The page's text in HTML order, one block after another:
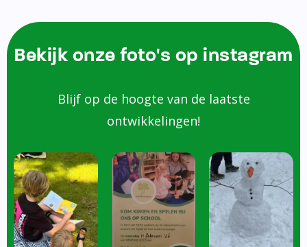
Bekijk onze foto's op instagram
Blijf op de hoogte van de laatste
ontwikkelingen!